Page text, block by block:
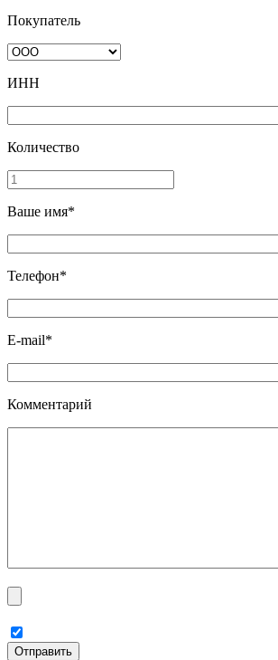
Покупатель
ИНН
Количество
Ваше имя*
Телефон*
E-mail*
Комментарий
Отправить